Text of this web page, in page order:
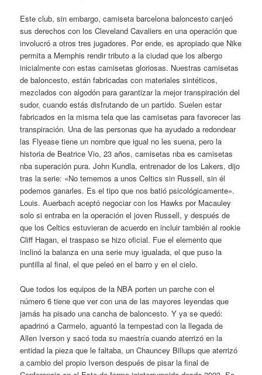
Este club, sin embargo, camiseta barcelona baloncesto canjeó
sus derechos con los Cleveland Cavaliers en una operación que
involucró a otros tres jugadores. Por ende, es apropiado que Nike
permita a Memphis rendir tributo a la ciudad que los albergo
inicialmente con estas camisetas gloriosas. Nuestras camisetas
de baloncesto, están fabricadas con materiales sintéticos,
mezclados con algodón para garantizar la mejor transpiración del
sudor, cuando estás disfrutando de un partido. Suelen estar
fabricados en la misma tela que las camisetas para favorecer las
transpiración. Una de las personas que ha ayudado a redondear
las Flyease tiene un nombre que igual no les suena, pero la
historia de Beatrice Vio, 23 años, camisetas nba es camisetas
nba superación pura. John Kundla, entrenador de los Lakers, dijo
tras la serie: «No tememos a unos Celtics sin Russell, sin él
podemos ganarles. Es el tipo que nos batió psicológicamente».
Louis. Auerbach aceptó negociar con los Hawks por Macauley
solo si entraba en la operación el joven Russell, y después de
que los Celtics estuvieran de acuerdo en incluir también al rookie
Cliff Hagan, el traspaso se hizo oficial. Fue el elemento que
inclinó la balanza en una serie muy igualada, el que puso la
puntilla al final, el que peleó en el barro y en el cielo.
Que todos los equipos de la NBA porten un parche con el
número 6 tiene que ver con una de las mayores leyendas que
jamás ha pisado una cancha de baloncesto. Y ya se quedó:
apadrinó a Carmelo, aguantó la tempestad con la llegada de
Allen Iverson y sacó toda su maestría cuando aterrizó en la
entidad la pieza que le faltaba, un Chauncey Billups que aterrizó
a cambio del propio Iverson después de pisar la final de